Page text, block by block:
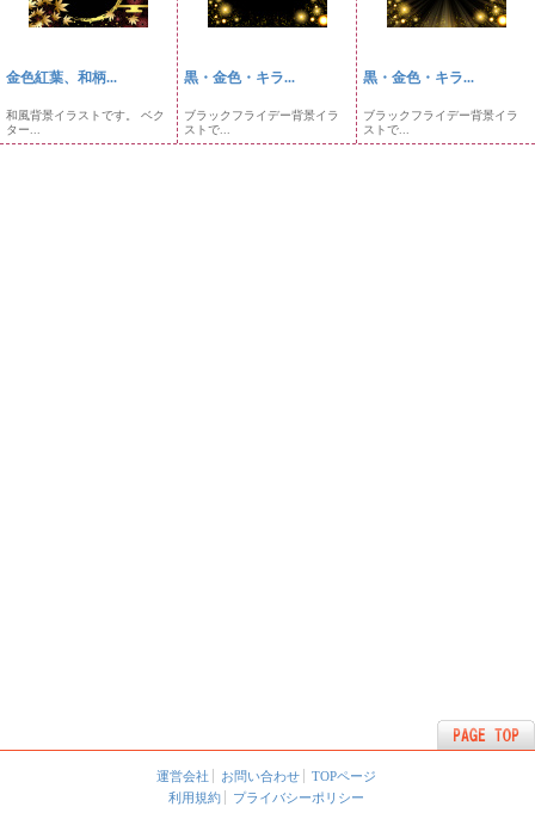
金色紅葉、和柄...
和風背景イラストです。 ベク
ター...
黒・金色・キラ...
ブラックフライデー背景イラ
ストで...
黒・金色・キラ...
ブラックフライデー背景イラ
ストで...
運営会社 お問い合わせ
TOPページ
利用規約
プライバシーポリシー